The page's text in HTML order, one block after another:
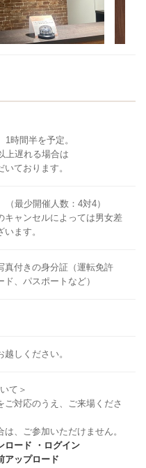
時間半を予定。
上遅れる場合は
ております。
最少開催人数：4対4）
ャンセルによっては男女差
ます。
真付きの身分証（運転免許
、パスポートなど）
しください。
て＞
対応のうえ、ご来場くださ
、ご参加いただけません。
ード ・ログイン
アップロード